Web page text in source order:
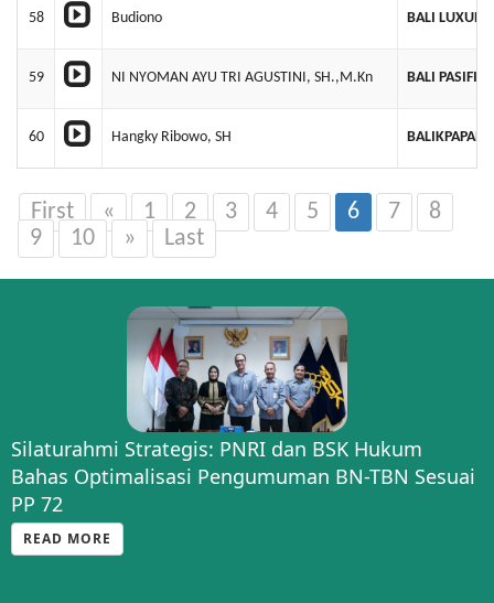
58 Budiono BALI LUXURY
59 NI NYOMAN AYU TRI AGUSTINI, SH.,M.Kn BALI PASIFIK
60 Hangky Ribowo, SH BALIKPAPAN
First « 1 2 3 4 5 6 7
8
9
10 » Last
Silaturahmi Strategis: PNRI dan BSK Hukum
Bahas Optimalisasi Pengumuman BN-TBN Sesuai
PP 72
READ MORE